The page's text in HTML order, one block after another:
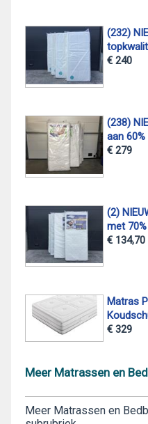
(232)
€ 240
(238)
aan
€ 279
(2)
met
€ 134,70
Matras
€ 329
Meer Matrassen en
Meer Matrassen en